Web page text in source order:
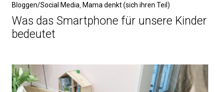
Bloggen/Social Media Mama denkt (sich ihren Teil)
Was das Smartphone für unsere Kinder
bedeutet